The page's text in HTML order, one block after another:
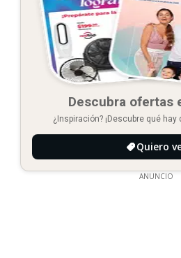
Descubra ofertas
¿Inspiración? ¡Descubre qué
Quiero
ANUNCIO